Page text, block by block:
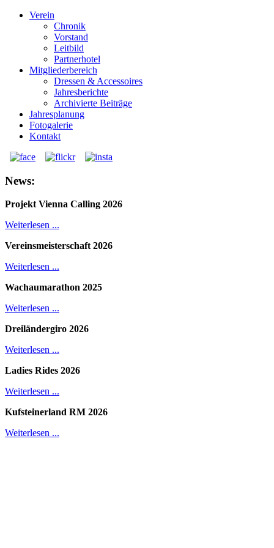
Verein
Chronik
Vorstand
Leitbild
Partnerhotel
Mitgliederbereich
Dressen & Accessoires
Jahresberichte
Archivierte Beiträge
Jahresplanung
Fotogalerie
Kontakt
News:
Projekt Vienna Calling 2026
Weiterlesen ...
Vereinsmeisterschaft 2026
Weiterlesen ...
Wachaumarathon 2025
Weiterlesen ...
Dreiländergiro 2026
Weiterlesen ...
Ladies Rides 2026
Weiterlesen ...
Kufsteinerland RM 2026
Weiterlesen ...